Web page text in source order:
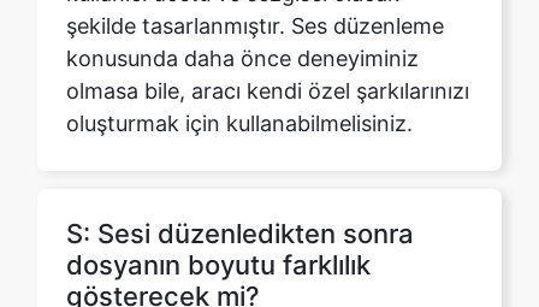
oluşturmak için kullanabilmelisiniz.
S: Sesi düzenledikten sonra
Evet. Sesi düzenleyeceğiniz, frekansları
ayarlayacağınız, kazancı vb.